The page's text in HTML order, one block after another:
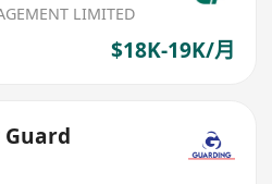
LIMITED
$18K-19K/月